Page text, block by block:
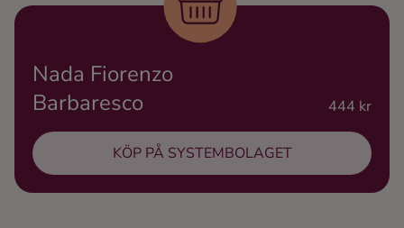
Nada Fiorenzo
Barbaresco
444 kr
KÖP PÅ SYSTEMBOLAGET